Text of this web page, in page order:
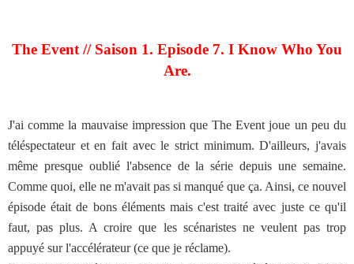
The Event // Saison 1. Episode 7. I Know Who You
Are.
J'ai comme la mauvaise impression que The Event joue un peu du
téléspectateur et en fait avec le strict minimum. D'ailleurs, j'avais
même presque oublié l'absence de la série depuis une semaine.
Comme quoi, elle ne m'avait pas si manqué que ça. Ainsi, ce nouvel
épisode était de bons éléments mais c'est traité avec juste ce qu'il
faut, pas plus. A croire que les scénaristes ne veulent pas trop
appuyé sur l'accélérateur (ce que je réclame).